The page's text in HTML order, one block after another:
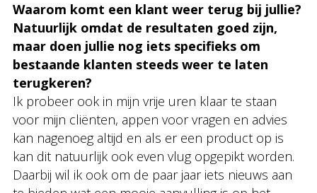
Waarom komt een klant weer terug bij jullie?
Natuurlijk omdat de resultaten goed zijn,
maar doen jullie nog iets specifieks om
bestaande klanten steeds weer te laten
terugkeren?
Ik probeer ook in mijn vrije uren klaar te staan
voor mijn cliënten, appen voor vragen en advies
kan nagenoeg altijd en als er een product op is
kan dit natuurlijk ook even vlug opgepikt worden.
Daarbij wil ik ook om de paar jaar iets nieuws aan